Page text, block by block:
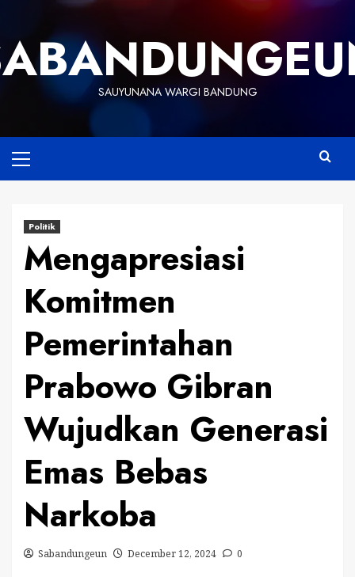
content
SAUYUNANA WARGI BANDUNG
Menu
Politik
Mengapresiasi
Komitmen
Pemerintahan
Prabowo Gibran
Wujudkan Generasi
Emas Bebas
Narkoba
Sabandungeun December 12, 2024 0